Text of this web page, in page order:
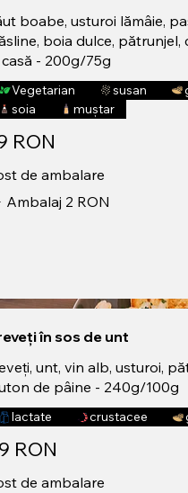
boabe, usturoi lămâie,
boia dulce,
- 200g/75g
RON
Vegetarian susan
soia
muștar
de ambalare
Ambalaj 2 RON
în sos de unt
unt, vin alb, usturoi,
de pâine - 240g/100g
RON
lactate crustacee
de ambalare